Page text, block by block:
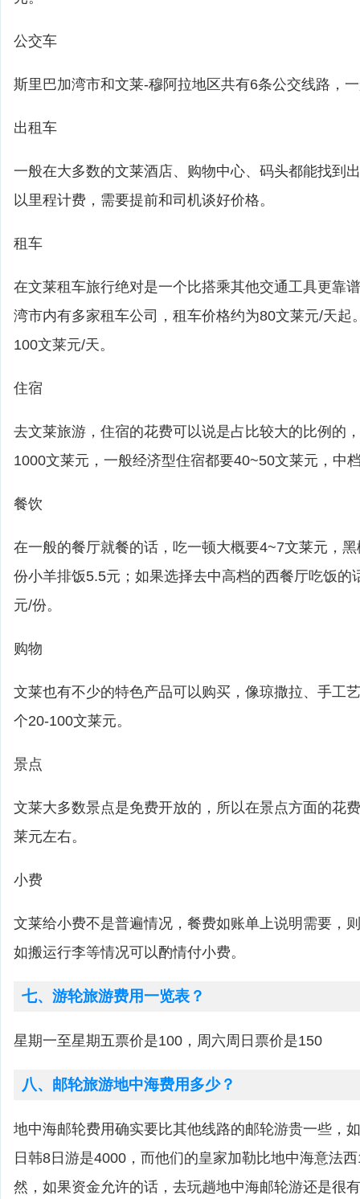
公交车
斯里巴加湾市和文莱-穆阿拉地区共有6条公交线路，
出租车
一般在大多数的文莱酒店、购物中心、码头都能找到
以里程计费，需要提前和司机谈好价格。
租车
在文莱租车旅行绝对是一个比搭乘其他交通工具更靠
湾市内有多家租车公司，租车价格约为80文莱元/天起
100文莱元/天。
住宿
去文莱旅游，住宿的花费可以说是占比较大的比例的
1000文莱元，一般经济型住宿都要40~50文莱元，中
餐饮
在一般的餐厅就餐的话，吃一顿大概要4~7文莱元，
份小羊排饭5.5元；如果选择去中高档的西餐厅吃饭的
元/份。
购物
文莱也有不少的特色产品可以购买，像琼撒拉、手工
个20-100文莱元。
景点
文莱大多数景点是免费开放的，所以在景点方面的花
莱元左右。
小费
文莱给小费不是普遍情况，餐费如账单上说明需要，
如搬运行李等情况可以酌情付小费。
七、游轮旅游费用一览表？
星期一至星期五票价是100，周六周日票价是150
八、邮轮旅游地中海费用多少？
地中海邮轮费用确实要比其他线路的邮轮游贵一些，
日韩8日游是4000，而他们的皇家加勒比地中海意法
然，如果资金允许的话，去玩趟地中海邮轮游还是很